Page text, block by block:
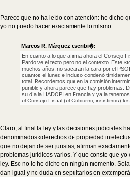
Parece que no ha leído con atención: he dicho
yo no puedo hacer exactamente lo mismo.
Marcos R. Márquez escribi�:
En cuanto a lo que afirma ahora el Consejo
Pardo ve el texto pero no el contexto. Este
muchos años, no sacaran la cara por el
cuantos el lunes e incluso condenó
total. Recordemos que en la comisión
punible y ahora parece que hay problemas.
su día la HADOPI en Francia y ya la
el Consejo Fiscal (el Gobierno, insistimos)
Claro, al final la ley y las decisiones judiciales
denominados «derechos de propiedad
que no dejan de ser juristas, afirman
problemas jurídicos varios. Y que conste que
ley. Eso no lo he dicho en ningún momento.
dan igual y no duda en sepultarlos en